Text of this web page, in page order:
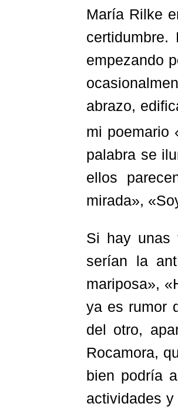
María Rilke
empezando
abrazo,
mi poemario
palabra se
ellos
mirada»,
Si hay unas
serían la
mariposa»,
ya es rumor
del otro,
Rocamora,
bien podría
actividades